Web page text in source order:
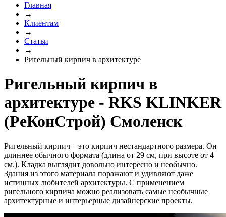
Главная
→
Клиентам
→
Статьи
→
Ригельный кирпич в архитектуре
Ригельный кирпич в
архитектуре - RKS KLINKER
(РеКонСтрой) Смоленск
Ригельный кирпич – это кирпич нестандартного размера. Он
длиннее обычного формата (длина от 29 см, при высоте от 4
см.). Кладка выглядит довольно интересно и необычно.
Здания из этого материала поражают и удивляют даже
истинных любителей архитектуры. С применением
ригельного кирпича можно реализовать самые необычные
архитектурные и интерьерные дизайнерские проекты.